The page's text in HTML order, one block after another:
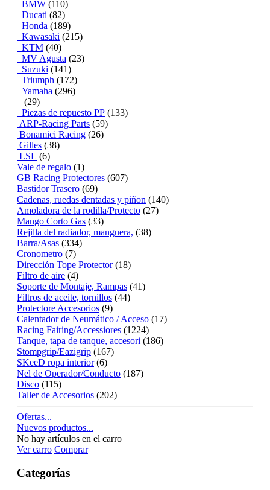
BMW (110)
Ducati (82)
Honda (189)
Kawasaki (215)
KTM (40)
MV Agusta (23)
Suzuki (141)
Triumph (172)
Yamaha (296)
(29)
Piezas de repuesto PP (133)
ARP-Racing Parts (59)
Bonamici Racing (26)
Gilles (38)
LSL (6)
Vale de regalo (1)
GB Racing Protectores (607)
Bastidor Trasero (69)
Cadenas, ruedas dentadas y piñon (140)
Amoladora de la rodilla/Protecto (27)
Mango Corto Gas (33)
Rejilla del radiador, manguera, (38)
Barra/Asas (334)
Cronometro (7)
Dirección Tope Protector(18)
Filtro de aire (4)
Soporte de Montaje, Rampas (41)
Filtros de aceite, tornillos (44)
Protectore Accesorios (9)
Calentador de Neumático / Acceso (17)
Racing Fairing/Accessiores (1224)
Tanque, tapa de tanque, accesori (186)
Stompgrip/Eazigrip (167)
SKeeD ropa interior(6)
Nel de Operador/Conducto (187)
Disco (115)
Taller de Accesorios (202)
Ofertas...
Nuevos productos...
No hay artículos en el carro
Ver carro Comprar
Categorías